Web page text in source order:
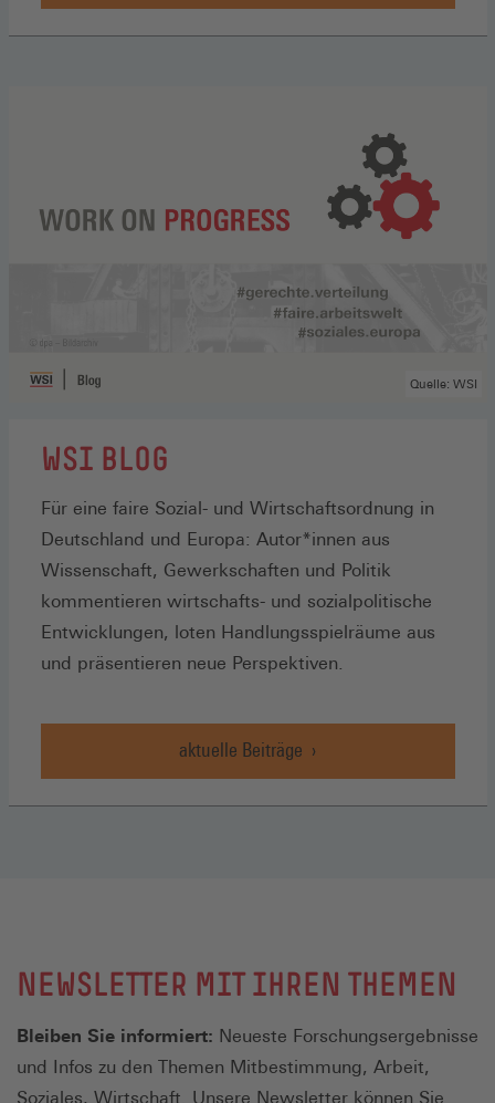
Quelle: WSI
WSI BLOG
Für eine faire Sozial- und Wirtschaftsordnung in
Deutschland und Europa: Autor*innen aus
Wissenschaft, Gewerkschaften und Politik
kommentieren wirtschafts- und sozialpolitische
Entwicklungen, loten Handlungsspielräume aus
und präsentieren neue Perspektiven.
aktuelle Beiträge
NEWSLETTER MIT IHREN THEMEN
Bleiben Sie informiert: Neueste Forschungsergebnisse
und Infos zu den Themen Mitbestimmung, Arbeit,
Soziales, Wirtschaft. Unsere Newsletter können Sie